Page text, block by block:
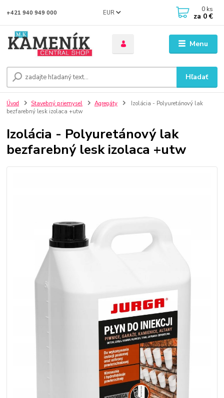
Menu
EUR
Hľadať
+421 940 949 000 0 ks
za 0 €
Úvod Stavebný priemysel Agregáty
Izolácia - Polyuretánový lak
bezfarebný lesk izolaca +utw
Izolácia - Polyuretánový lak
bezfarebný lesk izolaca +utw